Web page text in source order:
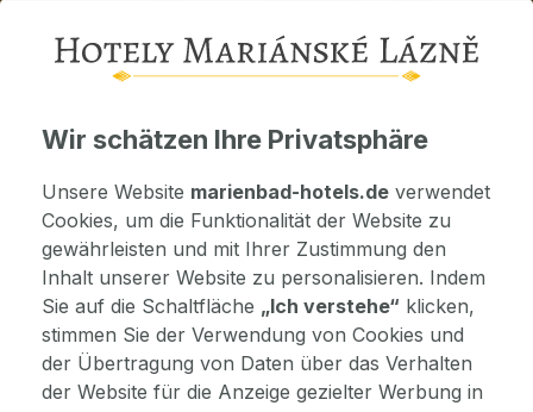
Wir schätzen Ihre Privatsphäre
Unsere Website marienbad-hotels.de verwendet
Cookies, um die Funktionalität der Website zu
gewährleisten und mit Ihrer Zustimmung den
Inhalt unserer Website zu personalisieren. Indem
Sie auf die Schaltfläche „Ich verstehe“ klicken,
stimmen Sie der Verwendung von Cookies und
der Übertragung von Daten über das Verhalten
der Website für die Anzeige gezielter Werbung in